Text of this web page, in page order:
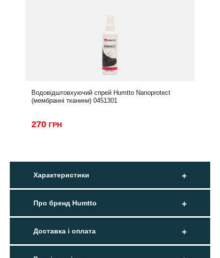
Водовідштовхуючий спрей Humtto Nanoprotect
(мембранні тканини) 0451301
270 ГРН
Характеристики
Про бренд Humtto
Доставка і оплата